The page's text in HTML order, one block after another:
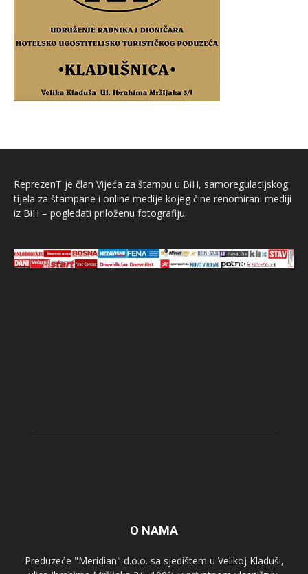
ReprezenT je član Vijeća za štampu u BiH, samoregulacijskog
tijela za štampane i online medije kojeg čine renomirani mediji
iz BiH – pogledati priloženu fotografiju.
O NAMA
Preduzeće "Meridian" d.o.o. sa sjedištem u Velikoj Kladuši,